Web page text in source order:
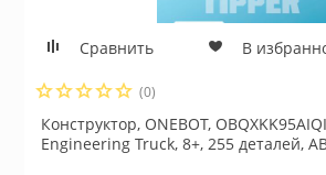
Сравнить В
(0)
Конструктор, ONEBOT,
Engineering Truck, 8+, 255 деталей,